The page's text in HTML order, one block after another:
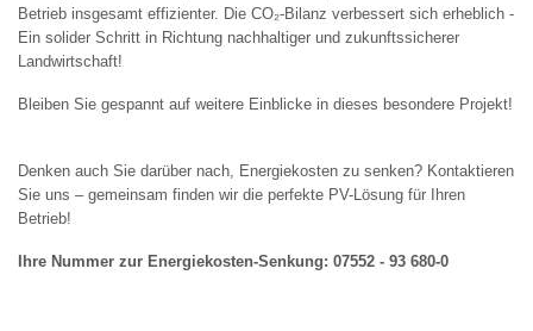
Betrieb insgesamt effizienter. Die CO₂-Bilanz verbessert sich erheblich -
Ein solider Schritt in Richtung nachhaltiger und zukunftssicherer
Landwirtschaft!
Bleiben Sie gespannt auf weitere Einblicke in dieses besondere Projekt!
Denken auch Sie darüber nach, Energiekosten zu senken? Kontaktieren
Sie uns – gemeinsam finden wir die perfekte PV-Lösung für Ihren
Betrieb!
Ihre Nummer zur Energiekosten-Senkung: 07552 - 93 680-0